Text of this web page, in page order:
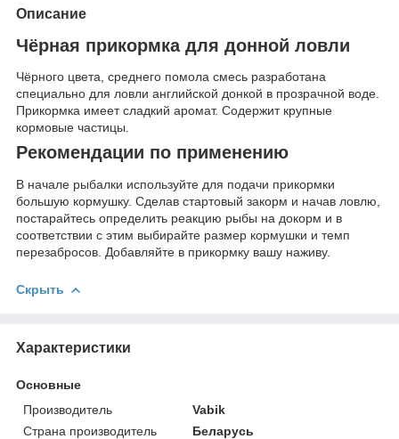
Описание
Чёрная прикормка для донной ловли
Чёрного цвета, среднего помола смесь разработана
специально для ловли английской донкой в прозрачной воде.
Прикормка имеет сладкий аромат. Содержит крупные
кормовые частицы.
Рекомендации по применению
В начале рыбалки используйте для подачи прикормки
большую кормушку. Сделав стартовый закорм и начав ловлю,
постарайтесь определить реакцию рыбы на докорм и в
соответствии с этим выбирайте размер кормушки и темп
перезабросов. Добавляйте в прикормку вашу наживу.
Скрыть
Характеристики
Основные
Производитель
Vabik
Страна производитель
Беларусь